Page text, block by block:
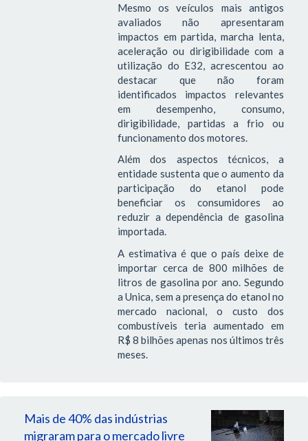
Mesmo os veículos mais antigos
avaliados não apresentaram
impactos em partida, marcha lenta,
aceleração ou dirigibilidade com a
utilização do E32, acrescentou ao
destacar que não foram
identificados impactos relevantes
em desempenho, consumo,
dirigibilidade, partidas a frio ou
funcionamento dos motores.
Além dos aspectos técnicos, a
entidade sustenta que o aumento da
participação do etanol pode
beneficiar os consumidores ao
reduzir a dependência de gasolina
importada.
A estimativa é que o país deixe de
importar cerca de 800 milhões de
litros de gasolina por ano. Segundo
a Unica, sem a presença do etanol no
mercado nacional, o custo dos
combustíveis teria aumentado em
R$ 8 bilhões apenas nos últimos três
meses.
Mais de 40% das indústrias
migraram para o mercado livre